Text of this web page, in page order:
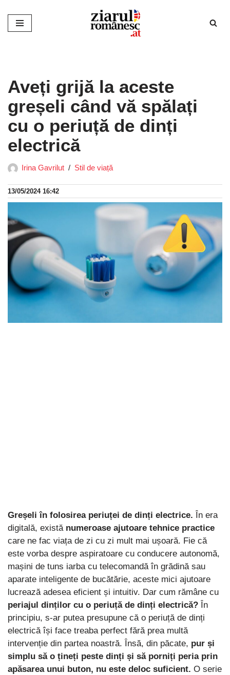
Sari
Aveți grijă la aceste
greșeli când vă spălați
cu o periuță de dinți
electrică
Irina Gavrilut Stil de viață
13/05/2024 16:42
Greșeli în folosirea periuței de dinți electrice. În era
digitală, existănumeroase ajutoare tehnice practice
care ne fac viața de zi cu zi mult mai ușoară. Fie că
este vorba despre aspiratoare cu conducere autonomă,
mașini de tuns iarba cu telecomandă în grădină sau
aparate inteligente de bucătărie, aceste mici ajutoare
lucrează adesea eficient și intuitiv. Dar cum rămâne cu
periajul dinților cu o periuță de dinți electrică? În
principiu, s-ar putea presupune că o periuță de dinți
electrică își face treaba perfect fără prea multă
intervenție din partea noastră. Însă, din păcate, pur și
simplu să o țineți peste dinți și să porniți peria prin
apăsarea unui buton, nu este deloc suficient. O serie